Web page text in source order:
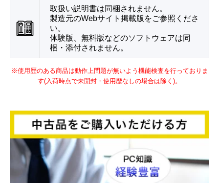
取扱い説明書は同梱されません。
製造元のWebサイト掲載版をご参照くださ
い。
体験版、無料版などのソフトウェアは同
梱・添付されません。
※使用歴のある商品は動作上問題が無いよう機能検査を行っておりま
す(入荷時点で未開封・使用歴なしの場合は除く)。